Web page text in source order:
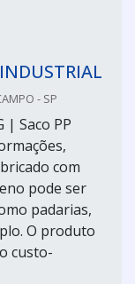
- SP
| Saco PP
com
pode ser
padarias,
O produto
custo-